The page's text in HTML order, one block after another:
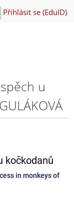
Přihlásit se (EduID)
u
kočkodanů
in monkeys of